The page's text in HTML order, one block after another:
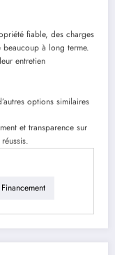
fiable, des charges
à long terme.
entretien
options similaires
et transparence sur
Financement